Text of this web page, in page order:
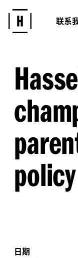
联系
policy
日期